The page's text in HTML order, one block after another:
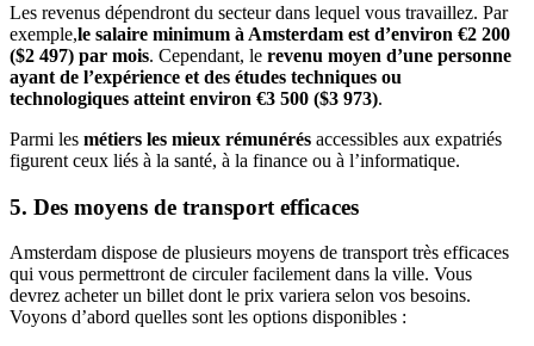
Les revenus dépendront du secteur dans lequel vous travaillez. Par
exemple,le salaire minimum à Amsterdam est d’environ €2 200
($2 497) par mois. Cependant, le revenu moyen d’une personne
ayant de l’expérience et des études techniques ou
technologiques atteint environ €3 500 ($3 973).
Parmi les métiers les mieux rémunérés accessibles aux expatriés
figurent ceux liés à la santé, à la finance ou à l’informatique.
5. Des moyens de transport efficaces
Amsterdam dispose de plusieurs moyens de transport très efficaces
qui vous permettront de circuler facilement dans la ville. Vous
devrez acheter un billet dont le prix variera selon vos besoins.
Voyons d’abord quelles sont les options disponibles :